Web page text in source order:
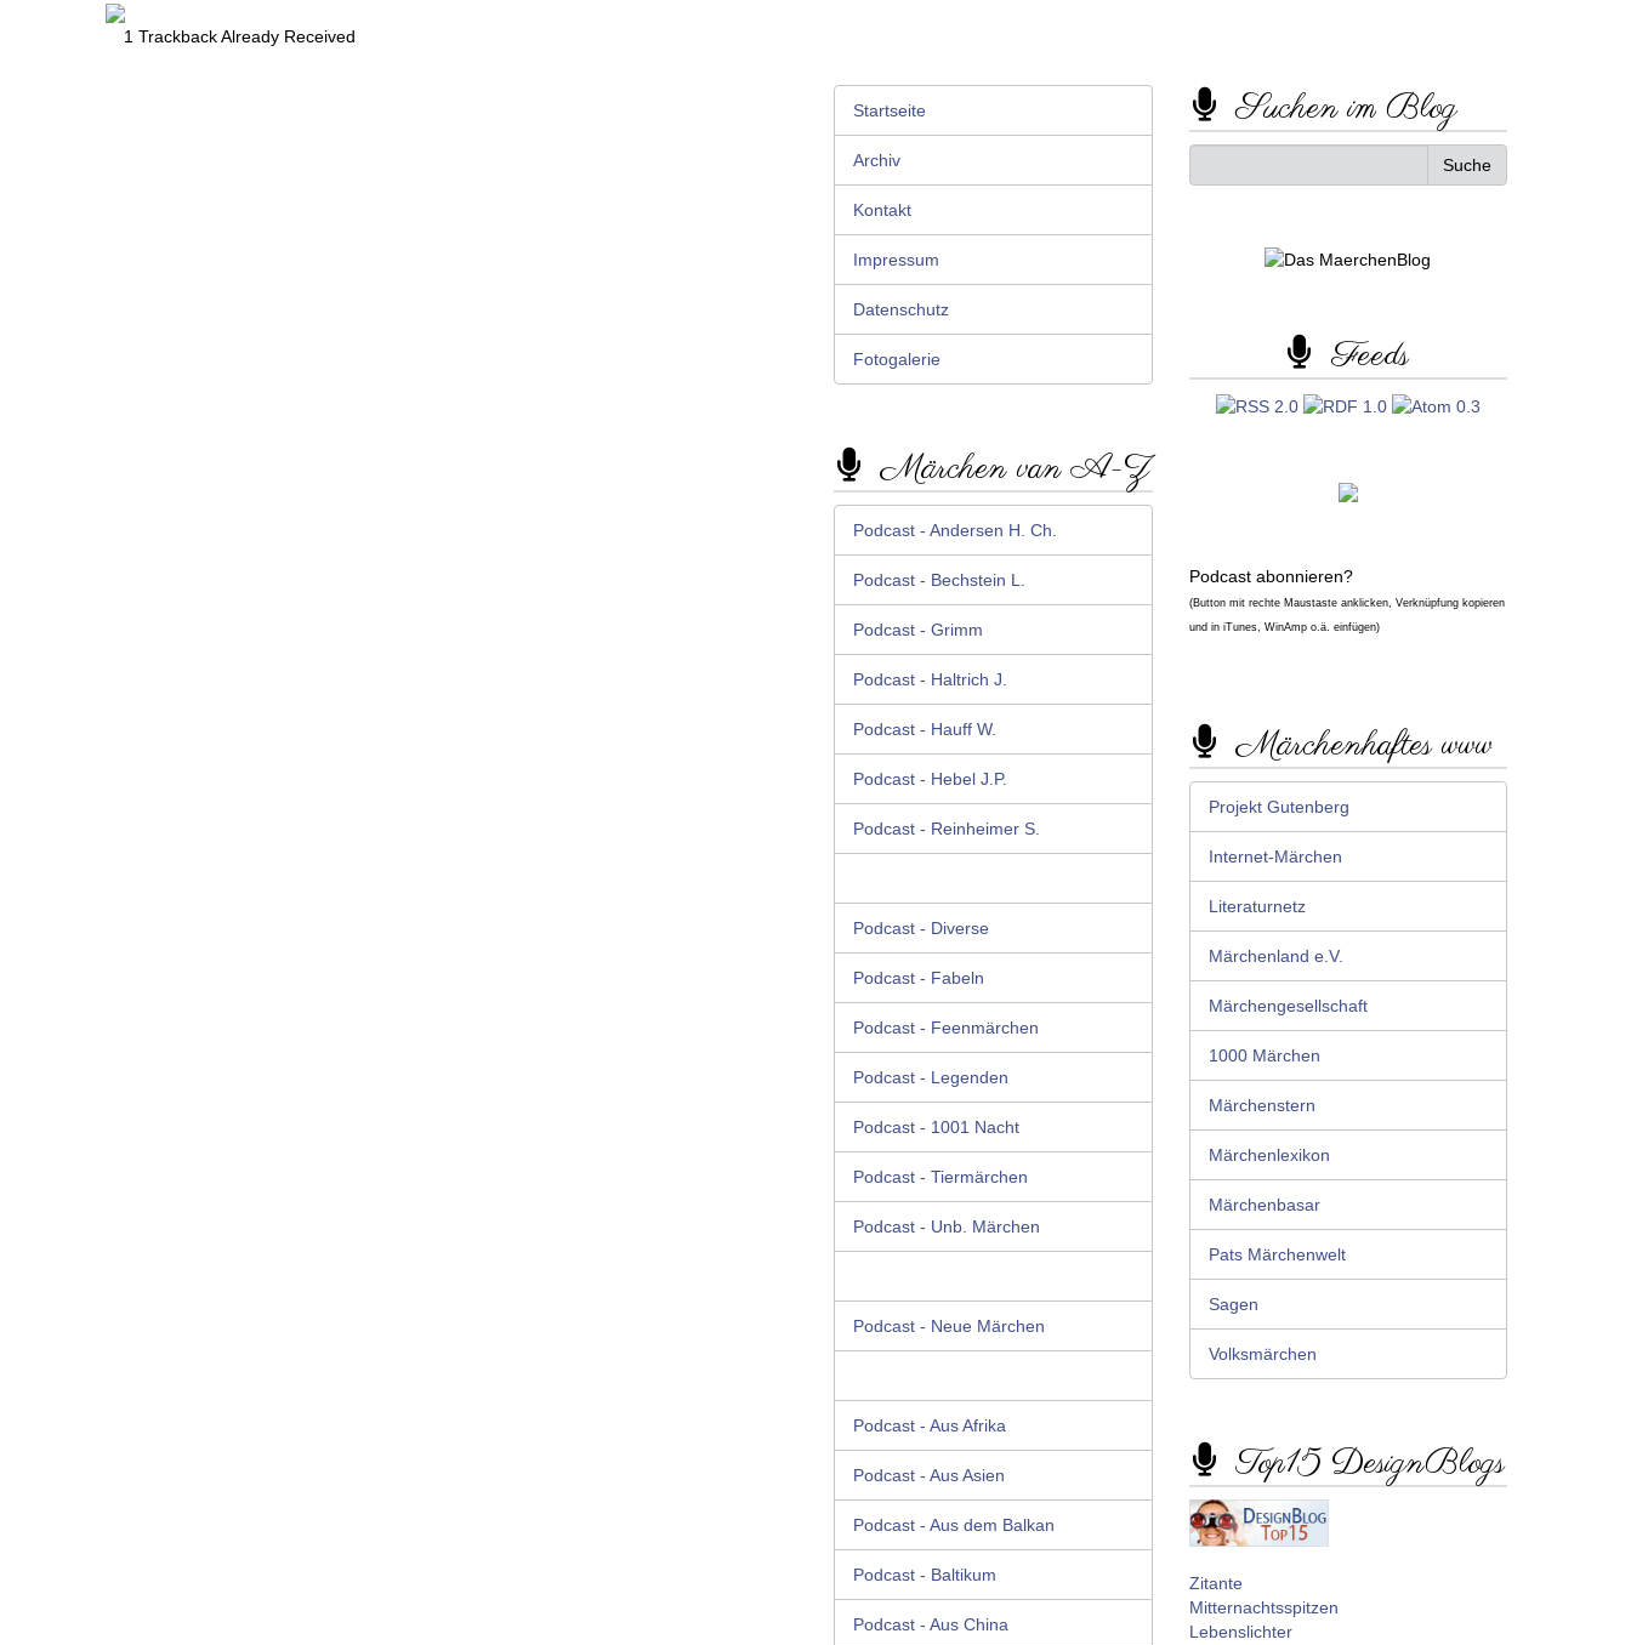
1 Trackback Already Received
Startseite
Archiv
Kontakt
Impressum
Datenschutz
Fotogalerie
Märchen van A-Z
Podcast - Andersen H. Ch.
Podcast - Bechstein L.
Podcast - Grimm
Podcast - Haltrich J.
Podcast - Hauff W.
Podcast - Hebel J.P.
Podcast - Reinheimer S.
Podcast - Diverse
Podcast - Fabeln
Podcast - Feenmärchen
Podcast - Legenden
Podcast - 1001 Nacht
Podcast - Tiermärchen
Podcast - Unb. Märchen
Podcast - Neue Märchen
Podcast - Aus Afrika
Podcast - Aus Asien
Podcast - Aus dem Balkan
Podcast - Baltikum
Podcast - Aus China
Suchen im Blog
Feeds
Podcast abonnieren?
(Button mit rechte Maustaste anklicken, Verknüpfung kopieren
und in iTunes, WinAmp o.ä. einfügen)
Märchenhaftes www
Projekt Gutenberg
Internet-Märchen
Literaturnetz
Märchenland e.V.
Märchengesellschaft
1000 Märchen
Märchenstern
Märchenlexikon
Märchenbasar
Pats Märchenwelt
Sagen
Volksmärchen
Top15 DesignBlogs
Zitante
Mitternachtsspitzen
Lebenslichter